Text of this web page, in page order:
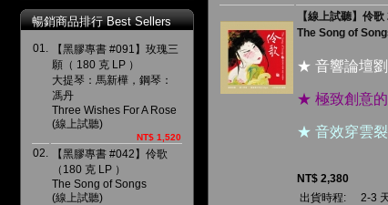
暢銷商品排行 Best Sellers
01.
【黑膠專書 #091】玫瑰三
願（ 180 克 LP ）
大提琴：馬新樺，鋼琴：
馮丹
Three Wishes For A Rose
(線上試聽)
NT$ 1,520
02.
【黑膠專書 #042】伶歌
（180 克 LP ）
The Song of Songs
(線上試聽)
【線上試聽】伶
The Song of
★ 音響論壇劉
★ 極致創意的
★ 音效穿雲裂
NT$ 2,380
出貨時程:
2-3